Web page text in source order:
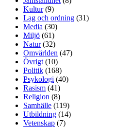
Kultur(9)
Lag och ordning (31)
Media (30)
Miljö (61)
Natur(32)
Omvärlden (47)
Övrigt (10)
Politik (168)
Psykologi (40)
Rasism (41)
Religion (8)
Samhälle (119)
Utbildning (14)
Vetenskap (7)